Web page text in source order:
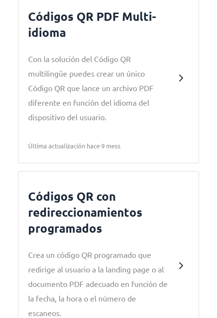
Códigos QR PDF Multi-
idioma
Con la solución del Código QR
multilingüe puedes crear un único
Código QR que lance un archivo PDF
diferente en función del idioma del
dispositivo del usuario.
Última actualización hace 9 mess
Códigos QR con
redireccionamientos
programados
Crea un código QR programado que
redirige al usuario a la landing page o al
documento PDF adecuado en función de
la fecha, la hora o el número de
escaneos.